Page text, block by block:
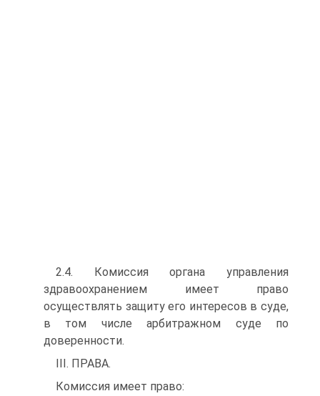
2.4. Комиссия органа управления
здравоохранением имеет право
осуществлять защиту его интересов в суде,
в том числе арбитражном суде по
доверенности.
III. ПРАВА.
Комиссия имеет право: